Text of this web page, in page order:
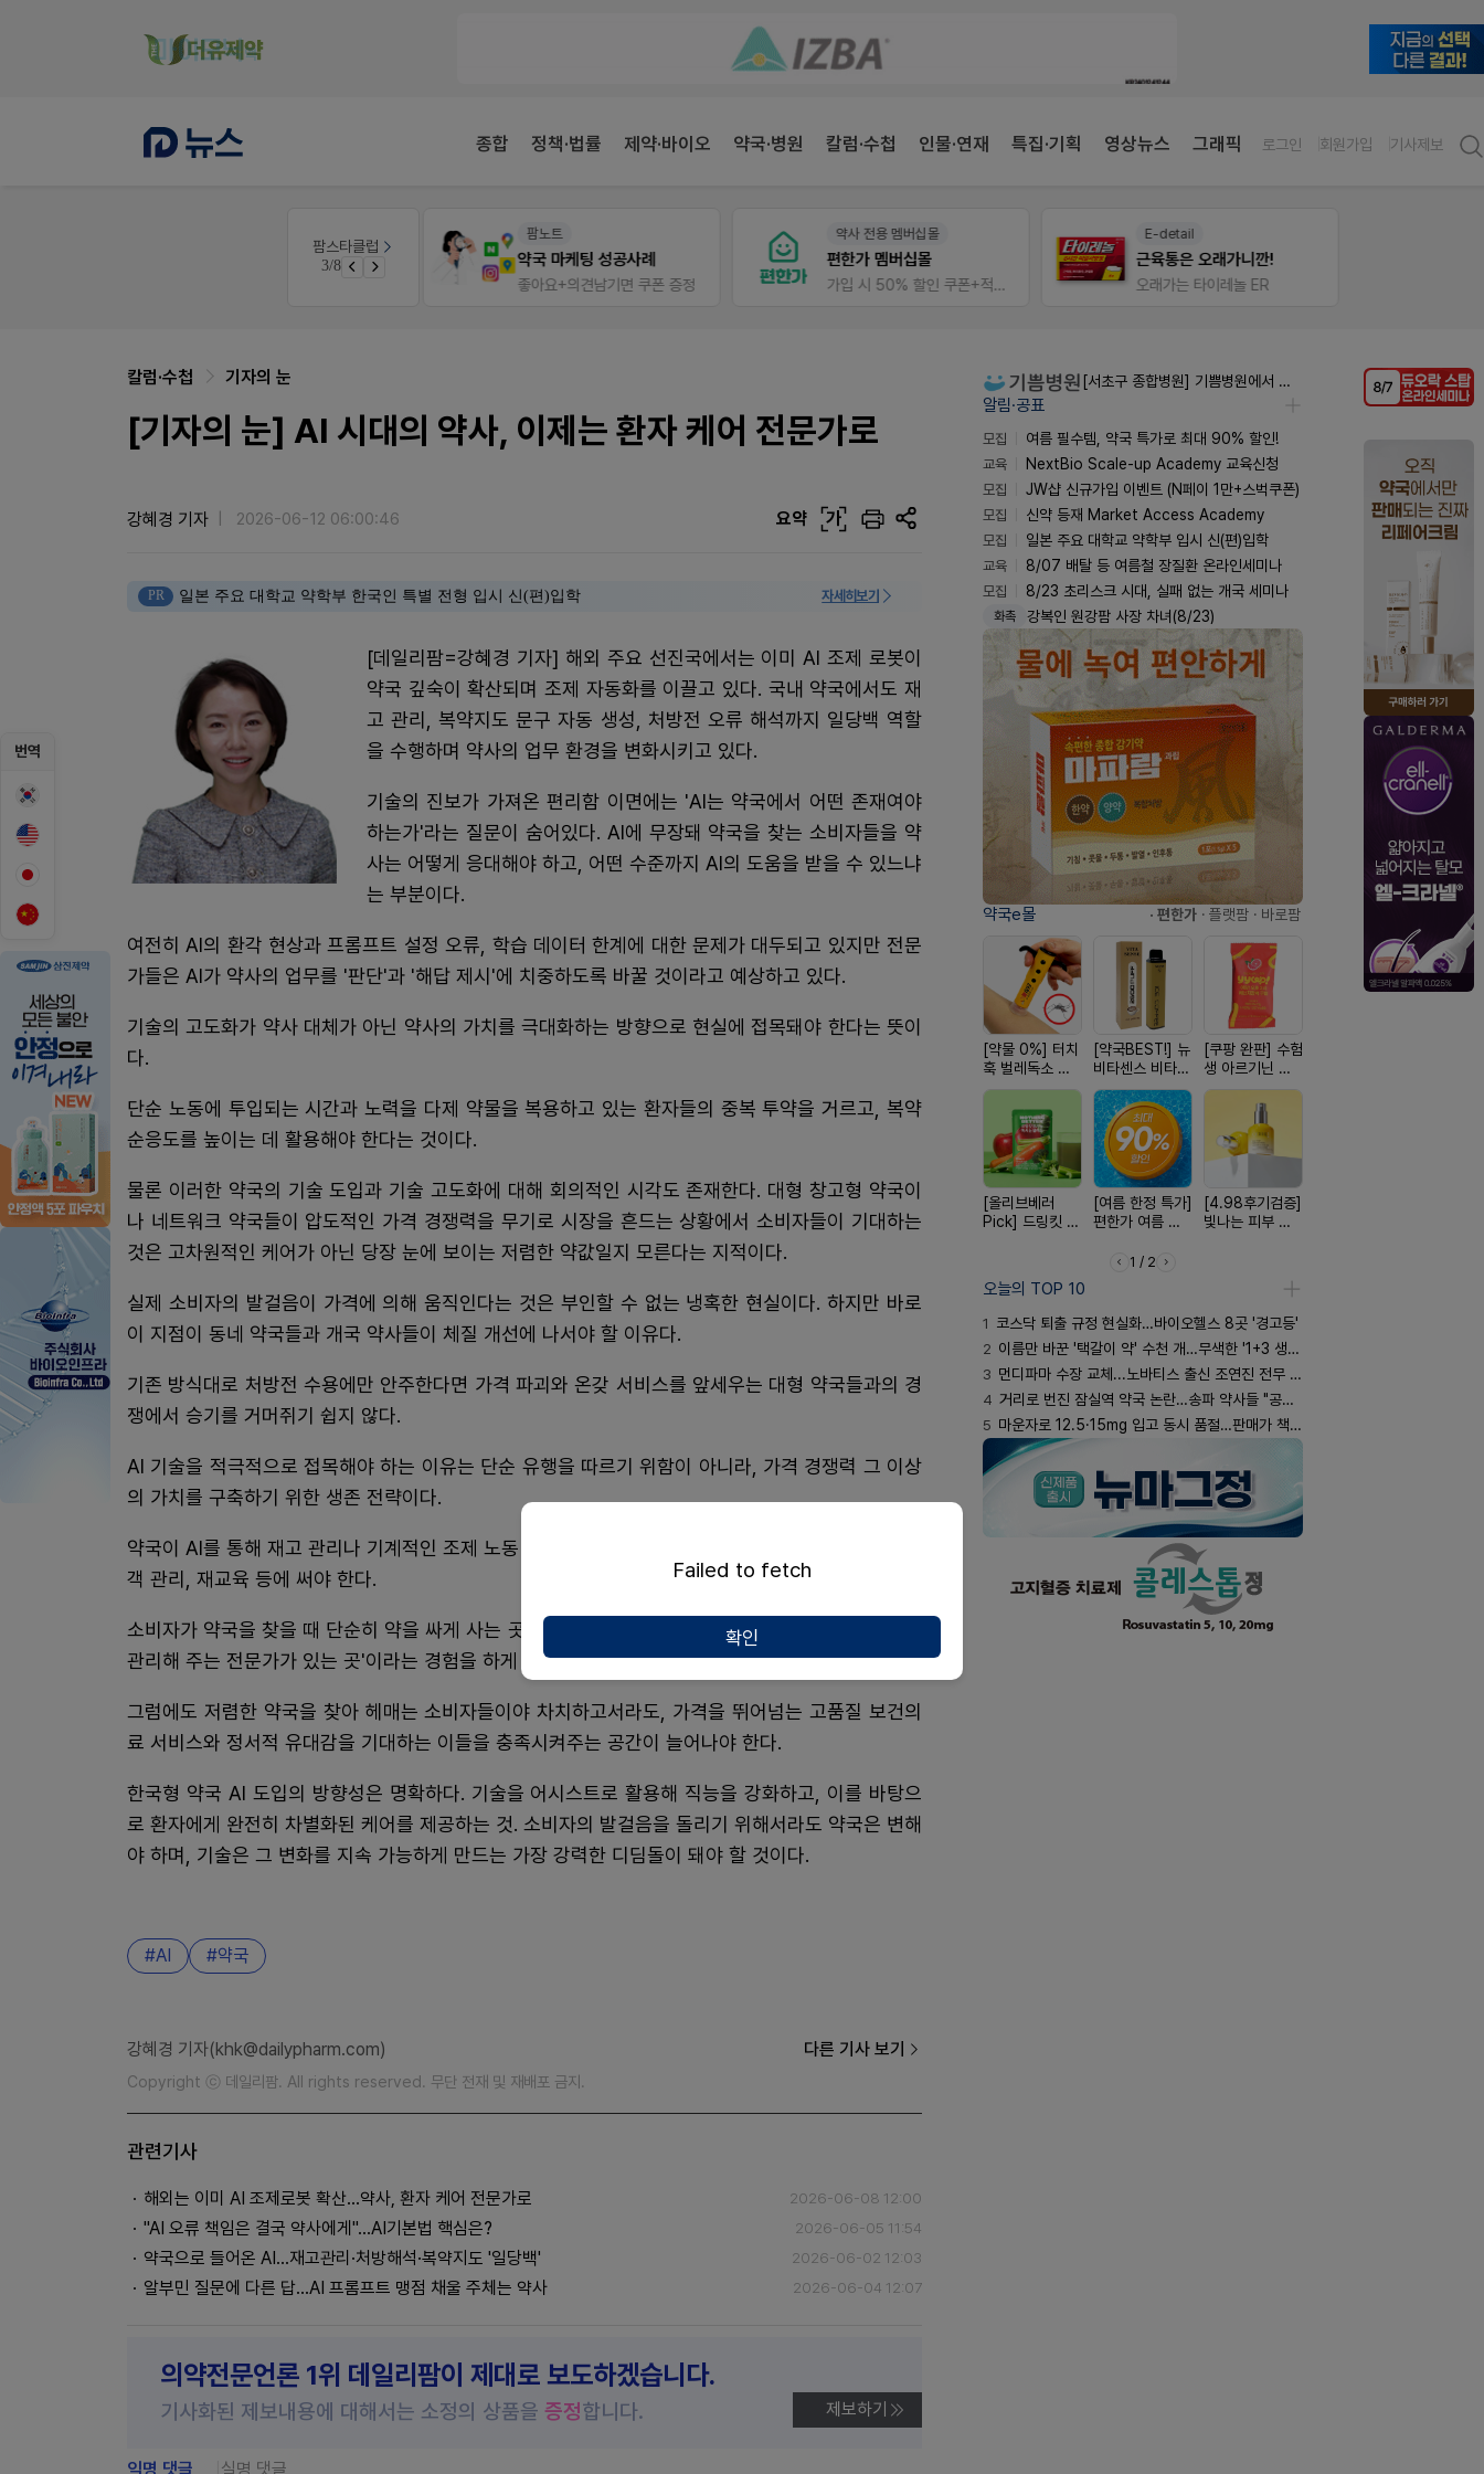
종합 정책·법률 제약·바이오 약국·병원 칼럼·수첩 인물·연재 특집·기획 영상뉴스 그래픽 로그인 회원가입 기사제보
팜스타클럽
3/8
팜노트
약국 마케팅 성공사례
좋아요+의견남기면 쿠폰 증정
약사 전용 멤버십몰
편한가 멤버십몰
가입 시 50% 할인 쿠폰+적립금까지!
E-detail
근육통은 오래가니깐!
오래가는 타이레놀 ER
번역
칼럼·수첩 기자의 눈
[기자의 눈] AI 시대의 약사, 이제는 환자 케어 전문가로
강혜경 기자 2026-06-12 06:00:46 요약 가
PR 일본 주요 대학교 약학부 한국인 특별 전형 입시 신(편)입학 자세히보기
[데일리팜=강혜경 기자] 해외 주요 선진국에서는 이미 AI 조제 로봇이
약국 깊숙이 확산되며 조제 자동화를 이끌고 있다. 국내 약국에서도 재
고 관리, 복약지도 문구 자동 생성, 처방전 오류 해석까지 일당백 역할
을 수행하며 약사의 업무 환경을 변화시키고 있다.
기술의 진보가 가져온 편리함 이면에는 'AI는 약국에서 어떤 존재여야
하는가'라는 질문이 숨어있다. AI에 무장돼 약국을 찾는 소비자들을 약
사는 어떻게 응대해야 하고, 어떤 수준까지 AI의 도움을 받을 수 있느냐
는 부분이다.
여전히 AI의 환각 현상과 프롬프트 설정 오류, 학습 데이터 한계에 대한 문제가 대두되고 있지만 전문
가들은 AI가 약사의 업무를 '판단'과 '해답 제시'에 치중하도록 바꿀 것이라고 예상하고 있다.
기술의 고도화가 약사 대체가 아닌 약사의 가치를 극대화하는 방향으로 현실에 접목돼야 한다는 뜻이
다.
단순 노동에 투입되는 시간과 노력을 다제 약물을 복용하고 있는 환자들의 중복 투약을 거르고, 복약
순응도를 높이는 데 활용해야 한다는 것이다.
물론 이러한 약국의 기술 도입과 기술 고도화에 대해 회의적인 시각도 존재한다. 대형 창고형 약국이
나 네트워크 약국들이 압도적인 가격 경쟁력을 무기로 시장을 흔드는 상황에서 소비자들이 기대하는
것은 고차원적인 케어가 아닌 당장 눈에 보이는 저렴한 약값일지 모른다는 지적이다.
실제 소비자의 발걸음이 가격에 의해 움직인다는 것은 부인할 수 없는 냉혹한 현실이다. 하지만 바로
이 지점이 동네 약국들과 개국 약사들이 체질 개선에 나서야 할 이유다.
기존 방식대로 처방전 수용에만 안주한다면 가격 파괴와 온갖 서비스를 앞세우는 대형 약국들과의 경
쟁에서 승기를 거머쥐기 쉽지 않다.
AI 기술을 적극적으로 접목해야 하는 이유는 단순 유행을 따르기 위함이 아니라, 가격 경쟁력 그 이상
의 가치를 구축하기 위한 생존 전략이다.
약국이 AI를 통해 재고 관리나 기계적인 조제 노동 시간을 줄이고, 확보된 시간을 환자 맞춤 상담과 고
객 관리, 재교육 등에 써야 한다.
소비자가 약국을 찾을 때 단순히 약을 싸게 사는 곳이 아니라 '나의 건강을 가장 잘 이해하고 정밀하게
관리해 주는 전문가가 있는 곳'이라는 경험을 하게 만들어야 한다.
그럼에도 저렴한 약국을 찾아 헤매는 소비자들이야 차치하고서라도, 가격을 뛰어넘는 고품질 보건의
료 서비스와 정서적 유대감을 기대하는 이들을 충족시켜주는 공간이 늘어나야 한다.
한국형 약국 AI 도입의 방향성은 명확하다. 기술을 어시스트로 활용해 직능을 강화하고, 이를 바탕으
로 환자에게 완전히 차별화된 케어를 제공하는 것. 소비자의 발걸음을 돌리기 위해서라도 약국은 변해
야 하며, 기술은 그 변화를 지속 가능하게 만드는 가장 강력한 디딤돌이 돼야 할 것이다.
AI 약국
강혜경 기자(khk@dailypharm.com) 다른 기사 보기
Copyright ⓒ 데일리팜. All rights reserved. 무단 전재 및 재배포 금지.
관련기사
해외는 이미 AI 조제로봇 확산…약사, 환자 케어 전문가로 2026-06-08 12:00
"AI 오류 책임은 결국 약사에게"…AI기본법 핵심은? 2026-06-05 11:54
약국으로 들어온 AI…재고관리·처방해석·복약지도 '일당백' 2026-06-02 12:03
알부민 질문에 다른 답…AI 프롬프트 맹점 채울 주체는 약사 2026-06-04 12:07
의약전문언론 1위 데일리팜이 제대로 보도하겠습니다.
기사화된 제보내용에 대해서는 소정의 상품을 증정합니다. 제보하기
익명 댓글 실명 댓글
[서초구 종합병원] 기쁨병원에서 약사 초빙합니다.
알림·공표
모집
여름 필수템, 약국 특가로 최대 90% 할인!
교육
NextBio Scale-up Academy 교육신청
모집
JW샵 신규가입 이벤트 (N페이 1만+스벅쿠폰)
모집
신약 등재 Market Access Academy
모집
일본 주요 대학교 약학부 입시 신(편)입학
교육
8/07 배탈 등 여름철 장질환 온라인세미나
모집
8/23 초리스크 시대, 실패 없는 개국 세미나
화촉 강복인 원강팜 사장 차녀(8/23)
약국e몰 · 편한가 · 플랫팜 · 바로팜
[약물 0%] 터치
훅 벌레독소 흡
인기
[약국BEST!] 뉴
비타센스 비타민
흡입기
[쿠팡 완판] 수험
생 아르기닌 에
너지 젤리
[올리브베러
Pick] 드링킷 건
[여름 한정 특가]
편한가 여름 쿨
템 싹쓰리)
[4.98후기검증]
빛나는 피부 오
1 / 2
오늘의 TOP 10
1 코스닥 퇴출 규정 현실화…바이오헬스 8곳 '경고등'
2 이름만 바꾼 '택갈이 약' 수천 개…무색한 '1+3 생동'
3 먼디파마 수장 교체...노바티스 출신 조연진 전무 내정
4 거리로 번진 잠실역 약국 논란…송파 약사들 "공공성 훼손"
5 마운자로 12.5·15mg 입고 동시 품절…판매가 책정 고심
Failed to fetch
확인